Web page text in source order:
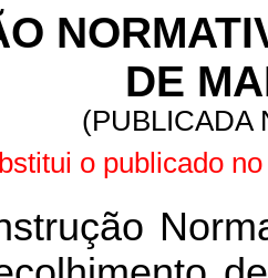
DE
(PUBLICADA
o publicado